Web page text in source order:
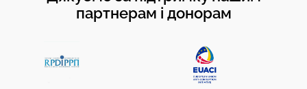
партнерам і донорам